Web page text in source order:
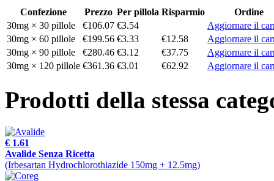
Confezione Prezzo Per pillola Risparmio
Ordine
30mg × 30 pillole
€106.07 €3.54
Aggiornare il
30mg × 60 pillole
€199.56 €3.33 €12.58
Aggiornare il
30mg × 90 pillole
€280.46 €3.12 €37.75
Aggiornare il
30mg × 120 pillole €361.36 €3.01 €62.92 Aggiornare il
Prodotti della stessa
€ 1.61
Avalide Senza Ricetta
(Irbesartan Hydrochlorothiazide 150mg + 12.5mg)